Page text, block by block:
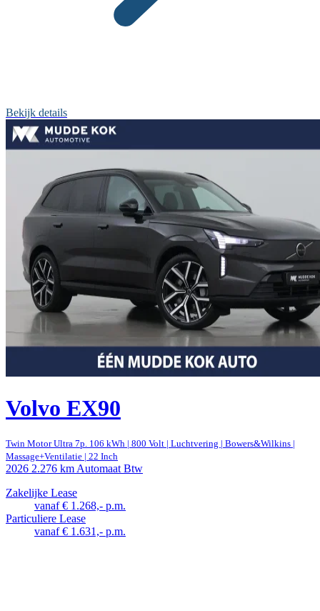
Bekijk details
Volvo EX90
Twin Motor Ultra 7p. 106 kWh | 800 Volt | Luchtvering | Bowers&Wilkins |
Massage+Ventilatie | 22 Inch
2026 2.276 km Automaat Btw
Zakelijke Lease
vanaf € 1.268,- p.m.
Particuliere Lease
vanaf € 1.631,- p.m.